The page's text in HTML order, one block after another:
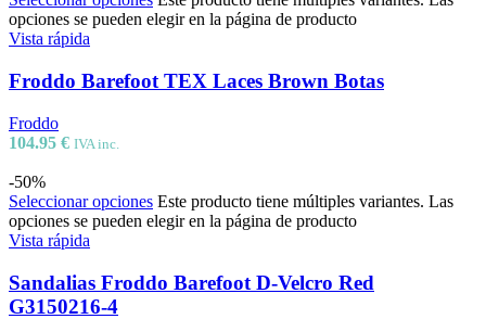
opciones se pueden elegir en la página de producto
Vista rápida
Froddo Barefoot TEX Laces Brown Botas
Froddo
104.95 € IVA inc.
-50%
Seleccionar opciones Este producto tiene múltiples variantes. Las
opciones se pueden elegir en la página de producto
Vista rápida
Sandalias Froddo Barefoot D-Velcro Red
G3150216-4